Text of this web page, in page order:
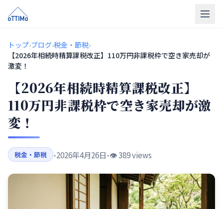
トップ
売買仲介
販売物件
買取
リフォーム
会社概要
LINE相談
無料相談
トップ›ブログ›税金・節税›
【2026年相続時精算課税改正】110万円非課税枠で空き家売却が
激変！
【2026年相続時精算課税改正】
110万円非課税枠で空き家売却が激
変！
税金・節税 •2026年4月26日•👁️ 389 views